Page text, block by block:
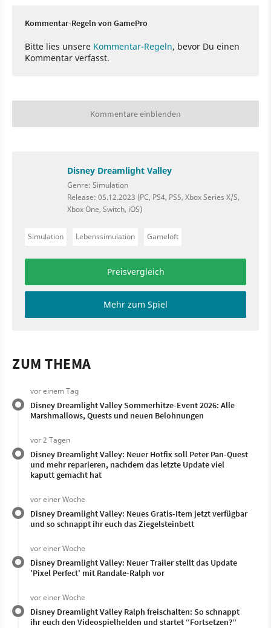
Kommentar-Regeln von GamePro
Bitte lies unsere Kommentar-Regeln, bevor Du einen
Kommentar verfasst.
Kommentare einblenden
Disney Dreamlight Valley
Genre: Simulation
Release: 05.12.2023 (PC, PS4, PS5, Xbox Series X/S,
Xbox One, Switch, iOS)
Simulation Lebenssimulation Gameloft
Preisvergleich
Mehr zum Spiel
ZUM THEMA
vor einem Tag
Disney Dreamlight Valley Sommerhitze-Event 2026: Alle
Marshmallows, Quests und neuen Belohnungen
vor 2 Tagen
Disney Dreamlight Valley: Neuer Hotfix soll Peter Pan-Quest
und mehr reparieren, nachdem das letzte Update viel
kaputt gemacht hat
vor einer Woche
Disney Dreamlight Valley: Neues Gratis-Item jetzt verfügbar
und so schnappt ihr euch das Ziegelsteinbett
vor einer Woche
Disney Dreamlight Valley: Neuer Trailer stellt das Update
'Pixel Perfect' mit Randale-Ralph vor
vor einer Woche
Disney Dreamlight Valley Ralph freischalten: So schnappt
ihr euch den Videospielhelden und startet “Fortsetzen?”